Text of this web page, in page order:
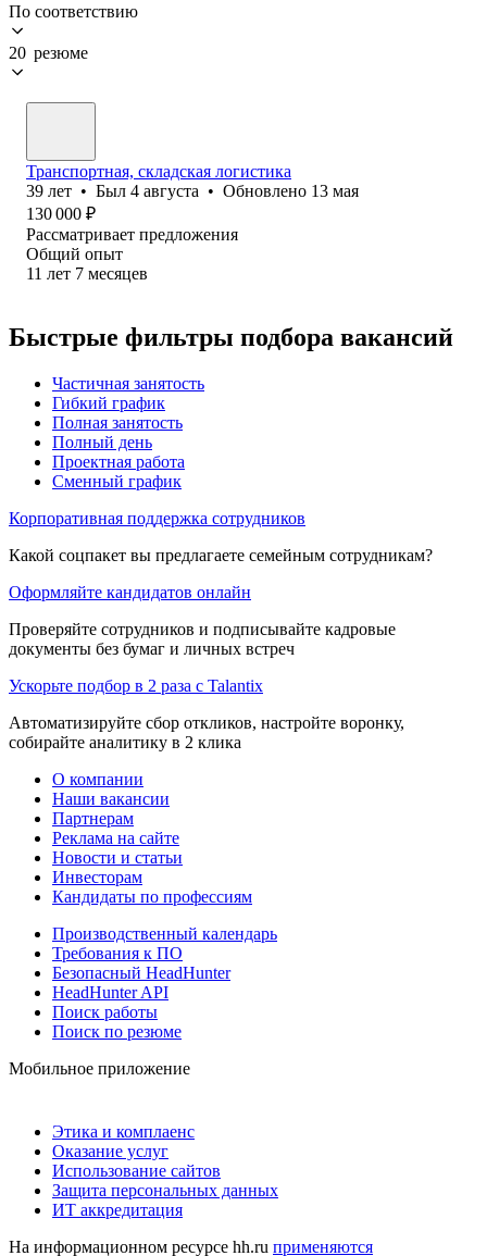
По соответствию
20 резюме
Транспортная, складская логистика
39 лет • Был 4 августа • Обновлено 13 мая
130 000 ₽
Рассматривает предложения
Общий опыт
11 лет 7 месяцев
Быстрые фильтры подбора вакансий
Частичная занятость
Гибкий график
Полная занятость
Полный день
Проектная работа
Сменный график
Корпоративная поддержка сотрудников
Какой соцпакет вы предлагаете семейным сотрудникам?
Оформляйте кандидатов онлайн
Проверяйте сотрудников и подписывайте кадровые
документы без бумаг и личных встреч
Ускорьте подбор в 2 раза с Talantix
Автоматизируйте сбор откликов, настройте воронку,
собирайте аналитику в 2 клика
О компании
Наши вакансии
Партнерам
Реклама на сайте
Новости и статьи
Инвесторам
Кандидаты по профессиям
Производственный календарь
Требования к ПО
Безопасный HeadHunter
HeadHunter API
Поиск работы
Поиск по резюме
Мобильное приложение
Этика и комплаенс
Оказание услуг
Использование сайтов
Защита персональных данных
ИТ аккредитация
На информационном ресурсе hh.ru применяются